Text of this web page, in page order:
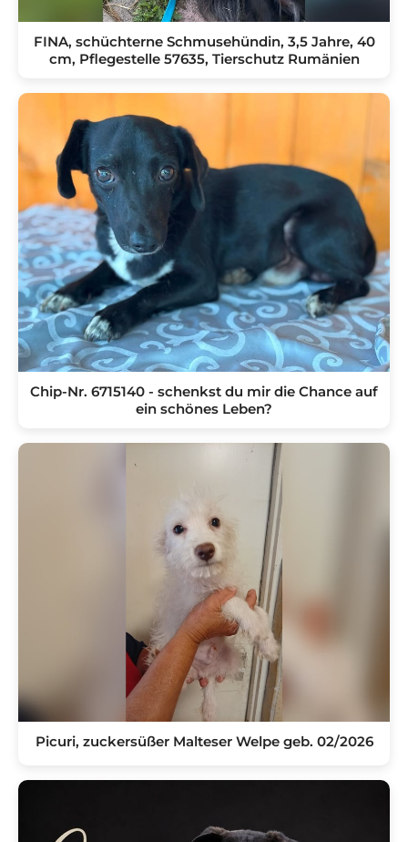
FINA, schüchterne Schmusehündin, 3,5 Jahre, 40
cm, Pflegestelle 57635, Tierschutz Rumänien
Chip-Nr. 6715140 - schenkst du mir die Chance auf
ein schönes Leben?
Picuri, zuckersüßer Malteser Welpe geb. 02/2026